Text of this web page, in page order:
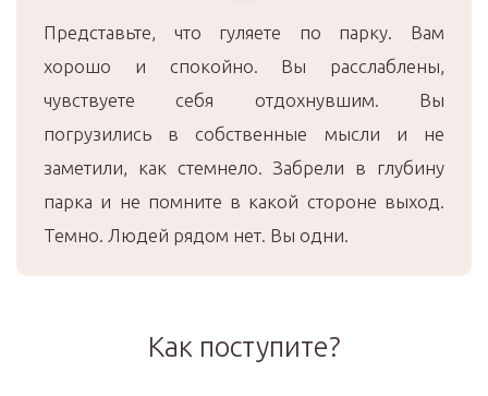
Представьте, что гуляете по парку. Вам
хорошо и спокойно. Вы расслаблены,
чувствуете себя отдохнувшим. Вы
погрузились в собственные мысли и не
заметили, как стемнело. Забрели в глубину
парка и не помните в какой стороне выход.
Темно. Людей рядом нет. Вы одни.
Как поступите?